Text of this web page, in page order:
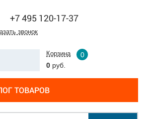
+7 495 120-17-37
звонок
Корзина
0
0 руб.
ТОВАРОВ